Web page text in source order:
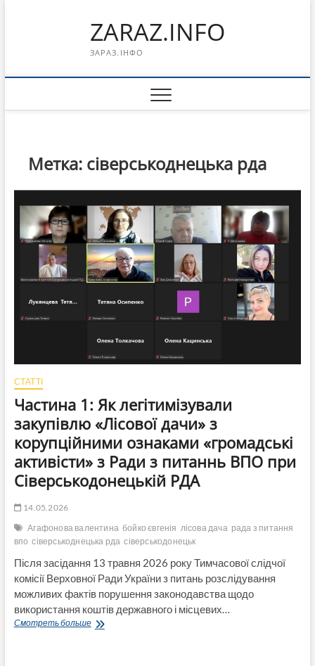
ZARAZ.INFO
ЗАРАЗ.ІНФО
Метка: сіверськоднецька рда
СТАТТІ
Частина 1: Як легітимізували
закупівлю «Лісової дачи» з
корупційними ознаками «громадські
активісти» з Ради з питаннь ВПО при
Сіверськодонецькій РДА
14.05.2026
Агафонова валентина бойко євгенія лісова дача рада з питання
впо сіверськоднецька рда сіверськодонецьк
Після засідання 13 травня 2026 року Тимчасової слідчої
комісії Верховної Ради України з питань розслідування
можливих фактів порушення законодавства щодо
використання коштів державного і місцевих…
Смотреть большеЧастина